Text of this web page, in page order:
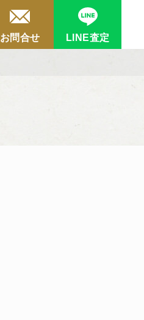
お問合せ LINE査定